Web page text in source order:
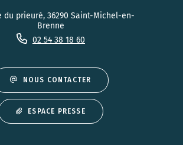
du prieuré, 36290 Saint-Michel-en-
Brenne
02 54 38 18 60
NOUS CONTACTER
ESPACE PRESSE